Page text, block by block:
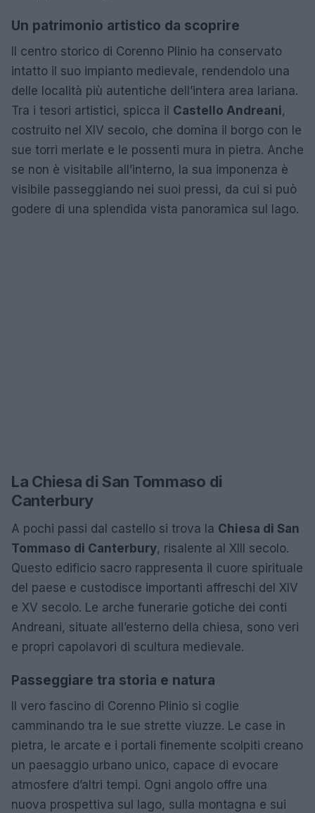
Un patrimonio artistico da scoprire
Il centro storico di Corenno Plinio ha conservato
intatto il suo impianto medievale, rendendolo una
delle località più autentiche dell’intera area lariana.
Tra i tesori artistici, spicca il Castello Andreani,
costruito nel XIV secolo, che domina il borgo con le
sue torri merlate e le possenti mura in pietra. Anche
se non è visitabile all’interno, la sua imponenza è
visibile passeggiando nei suoi pressi, da cui si può
godere di una splendida vista panoramica sul lago.
La Chiesa di San Tommaso di
Canterbury
A pochi passi dal castello si trova la Chiesa di San
Tommaso di Canterbury, risalente al XIII secolo.
Questo edificio sacro rappresenta il cuore spirituale
del paese e custodisce importanti affreschi del XIV
e XV secolo. Le arche funerarie gotiche dei conti
Andreani, situate all’esterno della chiesa, sono veri
e propri capolavori di scultura medievale.
Passeggiare tra storia e natura
Il vero fascino di Corenno Plinio si coglie
camminando tra le sue strette viuzze. Le case in
pietra, le arcate e i portali finemente scolpiti creano
un paesaggio urbano unico, capace di evocare
atmosfere d’altri tempi. Ogni angolo offre una
nuova prospettiva sul lago, sulla montagna e sui